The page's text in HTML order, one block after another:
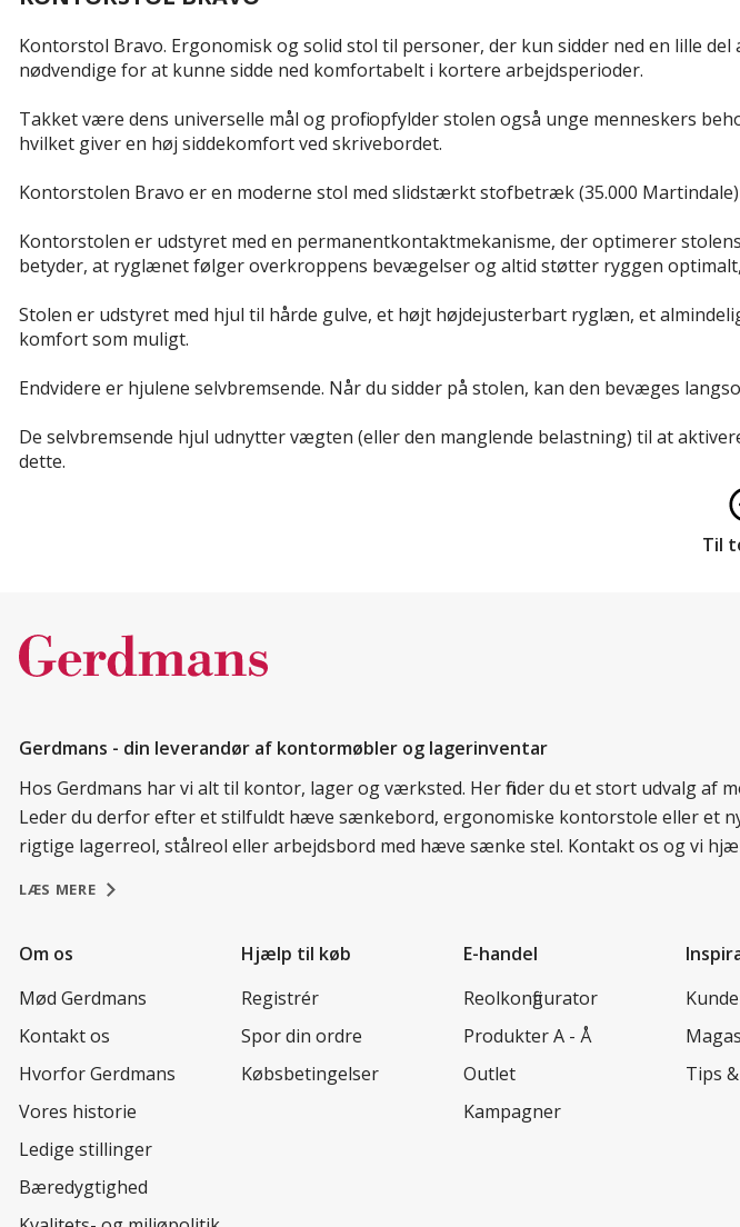
Kontorstol Bravo. Ergonomisk og solid stol til personer, der kun sidder ned en lille
nødvendige for at kunne sidde ned komfortabelt i kortere arbejdsperioder.
Takket være dens universelle mål og profil opfylder stolen også unge menneskers
hvilket giver en høj siddekomfort ved skrivebordet.
Kontorstolen Bravo er en moderne stol med slidstærkt stofbetræk (35.000
Kontorstolen er udstyret med en permanentkontaktmekanisme, der optimerer
betyder, at ryglænet følger overkroppens bevægelser og altid støtter ryggen
Stolen er udstyret med hjul til hårde gulve, et højt højdejusterbart ryglæn, et
komfort som muligt.
Endvidere er hjulene selvbremsende. Når du sidder på stolen, kan den bevæges
De selvbremsende hjul udnytter vægten (eller den manglende belastning) til at
dette.
Til
Gerdmans - din leverandør af kontormøbler og lagerinventar
Hos Gerdmans har vi alt til kontor, lager og værksted. Her finder du et stort udvalg
Leder du derfor efter et stilfuldt hæve sænkebord, ergonomiske kontorstole eller et
rigtige lagerreol, stålreol eller arbejdsbord med hæve sænke stel. Kontakt os og vi
LÆS MERE
Om os
Mød Gerdmans
Kontakt os
Hvorfor Gerdmans
Vores historie
Ledige stillinger
Bæredygtighed
Hjælp til køb
Registrér
Spor din ordre
Købsbetingelser
E-handel
Reolkonfigurator
Produkter A - Å
Outlet
Kampagner
Tips